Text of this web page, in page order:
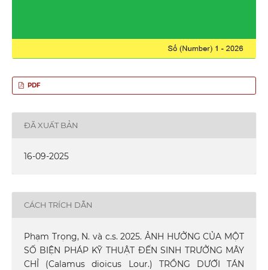
PDF
ĐÃ XUẤT BẢN
16-09-2025
CÁCH TRÍCH DẪN
Phạm Trọng, N. và c.s. 2025. ẢNH HƯỞNG CỦA MỘT
SỐ BIỆN PHÁP KỸ THUẬT ĐẾN SINH TRƯỞNG MÂY
CHỈ (Calamus dioicus Lour.) TRỒNG DƯỚI TÁN